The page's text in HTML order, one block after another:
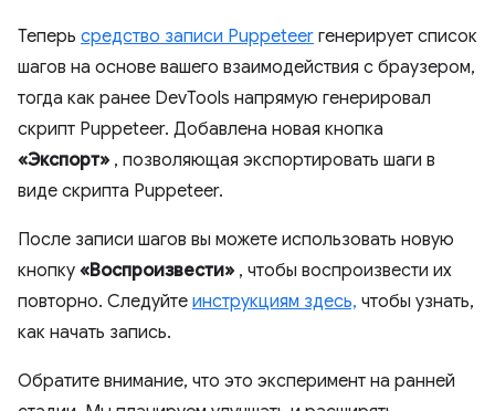
Теперь средство записи Puppeteer генерирует список
шагов на основе вашего взаимодействия с браузером,
тогда как ранее DevTools напрямую генерировал
скрипт Puppeteer. Добавлена ​​новая кнопка
«Экспорт» , позволяющая экспортировать шаги в
виде скрипта Puppeteer.
После записи шагов вы можете использовать новую
кнопку «Воспроизвести» , чтобы воспроизвести их
повторно. Следуйте инструкциям здесь, чтобы узнать,
как начать запись.
Обратите внимание, что это эксперимент на ранней